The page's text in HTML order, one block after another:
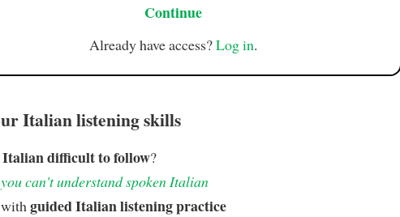
Continue
Already have access?Log in.
Italian listening skills
Italian difficult to follow?
can't understand spoken Italian
guided Italian listening practice